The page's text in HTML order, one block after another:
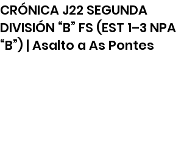
CRÓNICA J22 SEGUNDA
DIVISIÓN “B” FS (EST 1–3 NPA
“B”) | Asalto a As Pontes